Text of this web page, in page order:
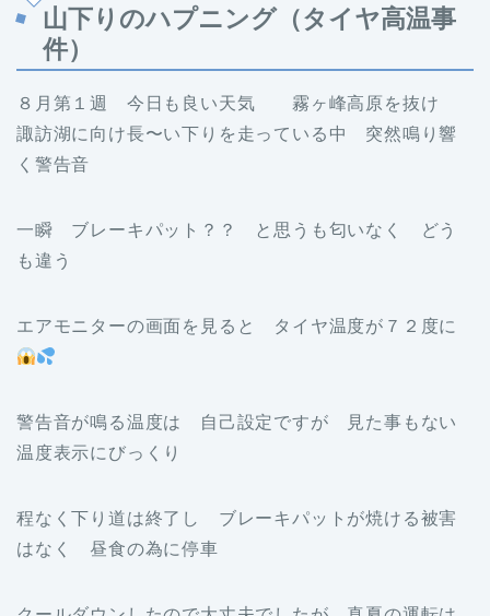
山下りのハプニング（タイヤ高温事
件）
８月第１週 今日も良い天気 霧ヶ峰高原を抜け
諏訪湖に向け長〜い下りを走っている中 突然鳴り響
く警告音
一瞬 ブレーキパット？？ と思うも匂いなく どう
も違う
エアモニターの画面を見ると タイヤ温度が７２度に
警告音が鳴る温度は 自己設定ですが 見た事もない
温度表示にびっくり
程なく下り道は終了し ブレーキパットが焼ける被害
はなく 昼食の為に停車